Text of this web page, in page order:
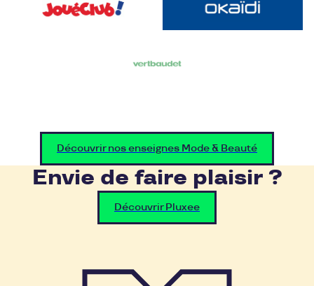
Découvrir nos enseignes Mode & Beauté
Envie de faire plaisir ?
Découvrir Pluxee